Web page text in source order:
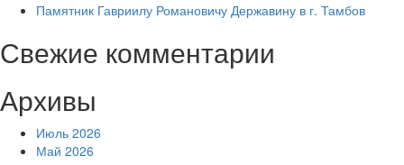
Памятник Гавриилу Романовичу Державину в г. Тамбов
Свежие комментарии
Архивы
Июль 2026
Май 2026